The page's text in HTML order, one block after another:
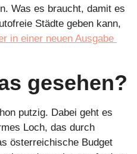
Was es braucht, damit es
in einer neuen Ausgabe
gesehen?
putzig. Dabei geht es
Loch, das durch
österreichische Budget